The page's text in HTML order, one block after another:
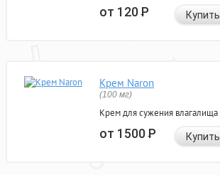
от 120Р Купить
Крем Naron
(100 мг)
Крем для сужения влагалища
от 1500Р Купить